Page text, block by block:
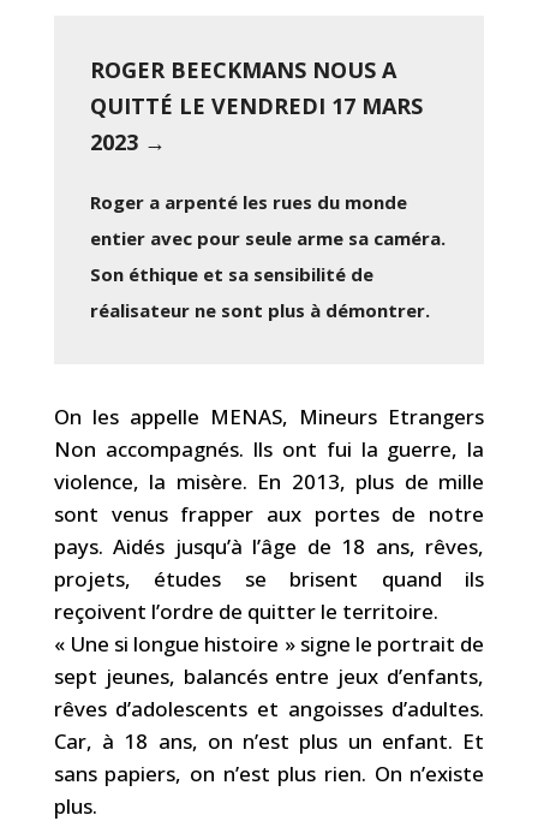
ROGER BEECKMANS NOUS A
QUITTÉ LE VENDREDI 17 MARS
2023 →
Roger a arpenté les rues du monde
entier avec pour seule arme sa caméra.
Son éthique et sa sensibilité de
réalisateur ne sont plus à démontrer.
On les appelle MENAS, Mineurs Etrangers
Non accompagnés. Ils ont fui la guerre, la
violence, la misère. En 2013, plus de mille
sont venus frapper aux portes de notre
pays. Aidés jusqu’à l’âge de 18 ans, rêves,
projets, études se brisent quand ils
reçoivent l’ordre de quitter le territoire.
« Une si longue histoire » signe le portrait de
sept jeunes, balancés entre jeux d’enfants,
rêves d’adolescents et angoisses d’adultes.
Car, à 18 ans, on n’est plus un enfant. Et
sans papiers, on n’est plus rien. On n’existe
plus.